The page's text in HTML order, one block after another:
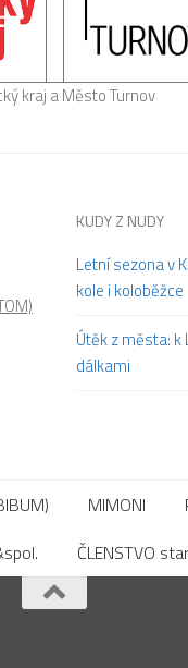
kraj a Město Turnov
KUDY Z NUDY
Letní sezona v
kole i koloběžce
Útěk z města: k
dálkami
MIMONI
ČLENSTVO